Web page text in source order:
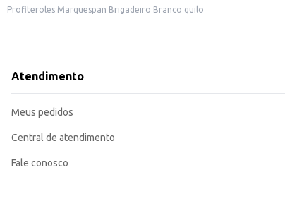
Profiteroles Marquespan Brigadeiro Branco quilo
Atendimento
Meus pedidos
Central de atendimento
Fale conosco